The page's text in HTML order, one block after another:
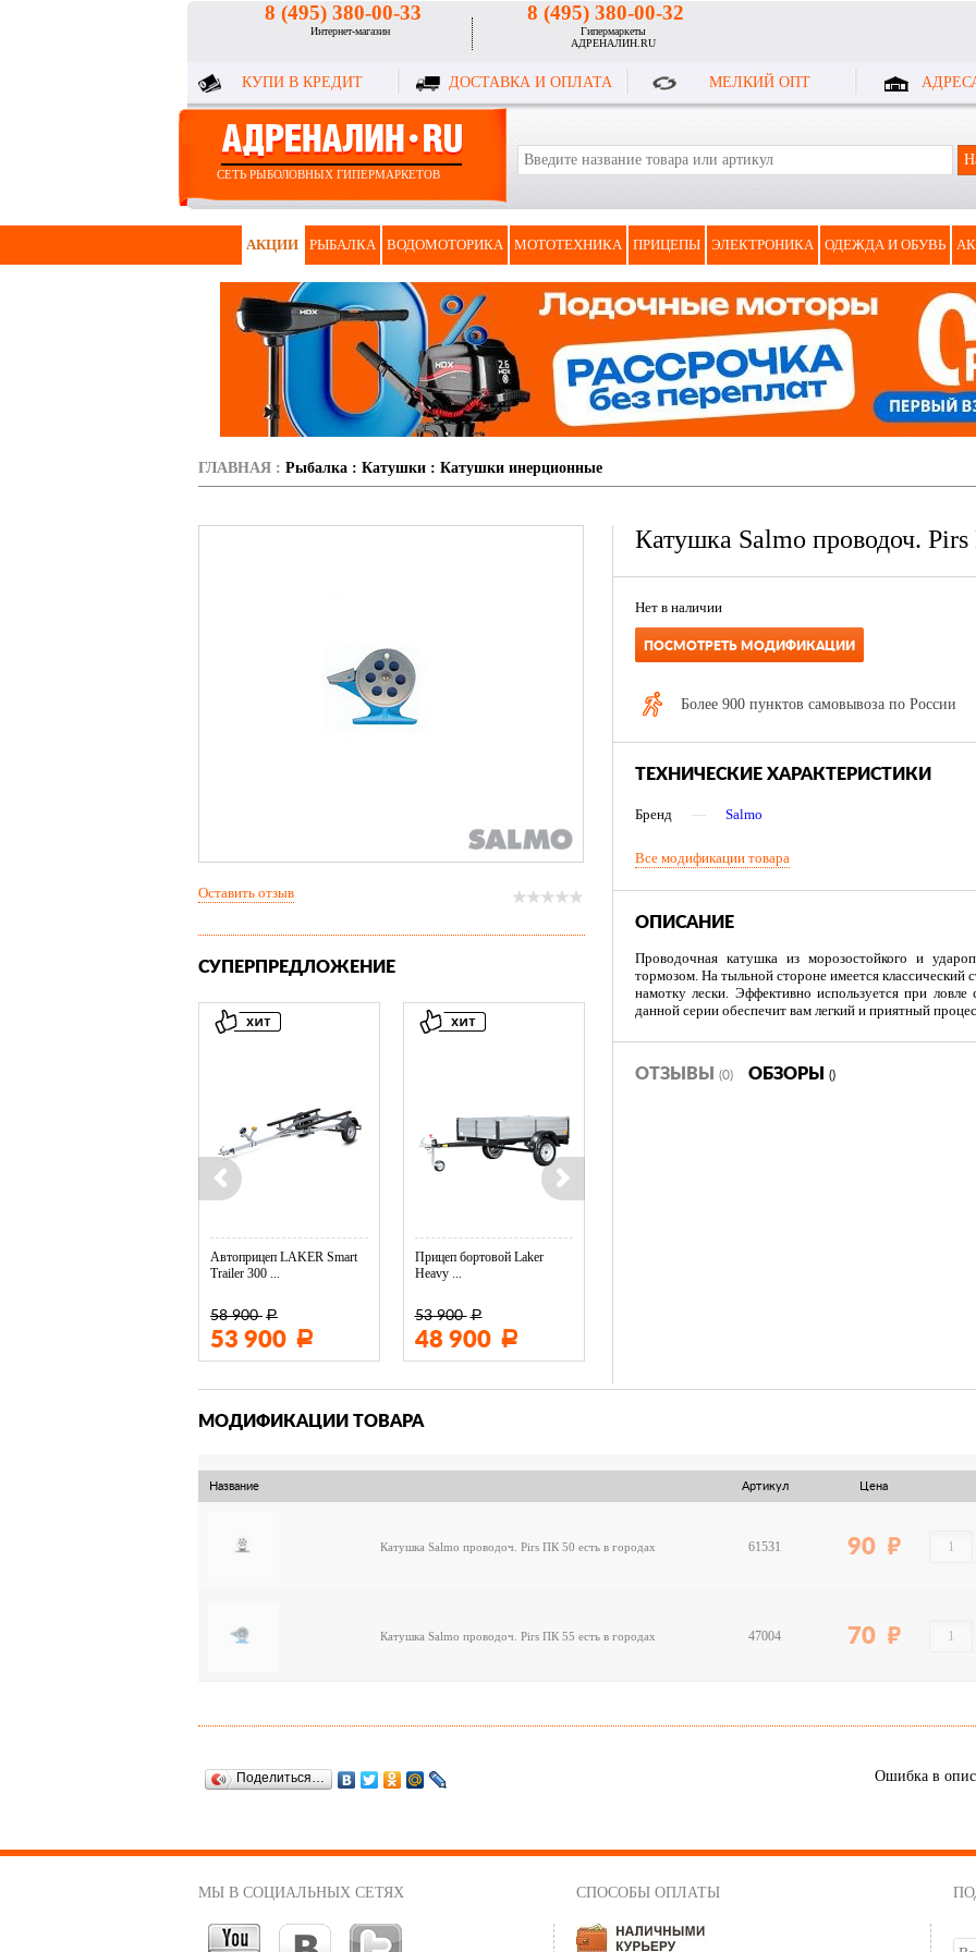
8 (495) 380-00-33
Интернет-магазин
8 (495) 380-00-32
Гипермаркеты
АДРЕНАЛИН.RU
КУПИ В КРЕДИТ ДОСТАВКА И ОПЛАТА МЕЛКИЙ ОПТ
СЕТЬ РЫБОЛОВНЫХ ГИПЕРМАРКЕТОВ
АКЦИИ РЫБАЛКА ВОДОМОТОРИКА МОТОТЕХНИКА ПРИЦЕПЫ ЭЛЕКТРОНИКА ОДЕЖДА И ОБУВЬ
ГЛАВНАЯ : Рыбалка : Катушки : Катушки инерционные
Катушка Salmo проводоч.
Нет в наличии
ПОСМОТРЕТЬ МОДИФИКАЦИИ
Более 900 пунктов самовывоза по России
ТЕХНИЧЕСКИЕ ХАРАКТЕРИСТИКИ
Бренд — Salmo
Все модификации товара
ОПИСАНИЕ
Проводочная катушка из морозостойкого и
тормозом. На тыльной стороне имеется классический
намотку лески. Эффективно используется при
данной серии обеспечит вам легкий и приятный
ОТЗЫВЫ (0) ОБЗОРЫ ()
Оставить отзыв
СУПЕРПРЕДЛОЖЕНИЕ
Автоприцеп LAKER Smart
Trailer 300 ...
58 900 Р
53 900 Р
Прицеп бортовой Laker
Heavy ...
53 900 Р
48 900 Р
МОДИФИКАЦИИ ТОВАРА
Название Артикул Цена
Катушка Salmo проводоч. Pirs ПК 50 есть в городах 61531 90
Катушка Salmo проводоч. Pirs ПК 55 есть в городах 47004 70
Ошибка в
Поделиться…
МЫ В СОЦИАЛЬНЫХ СЕТЯХ СПОСОБЫ ОПЛАТЫ